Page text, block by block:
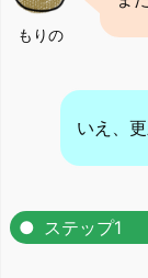
もりの
いえ、
ステップ1